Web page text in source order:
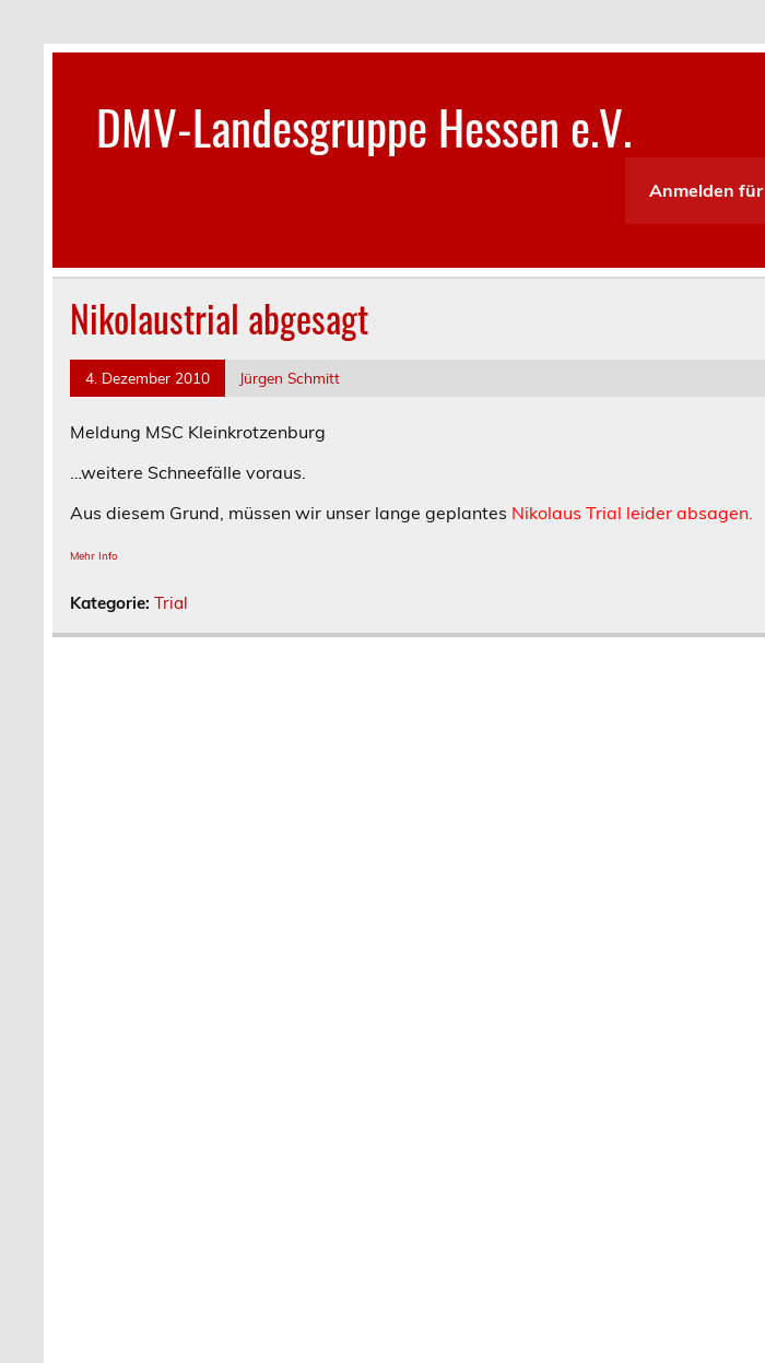
content
DMV-Landesgruppe Hessen e.V.
Anmelden für
Nikolaustrial abgesagt
4. Dezember 2010 Jürgen Schmitt
Meldung MSC Kleinkrotzenburg
…weitere Schneefälle voraus.
Aus diesem Grund, müssen wir unser lange geplantes Nikolaus Trial leider absagen.
Mehr Info
Kategorie:Trial